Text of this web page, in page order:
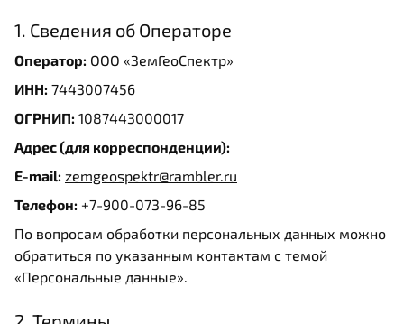
1. Сведения об Операторе
Оператор: ООО «ЗемГеоСпектр»
ИНН: 7443007456
ОГРНИП: 1087443000017
Адрес (для корреспонденции):
E-mail: zemgeospektr@rambler.ru
Телефон: +7-900-073-96-85
По вопросам обработки персональных данных можно
обратиться по указанным контактам с темой
«Персональные данные».